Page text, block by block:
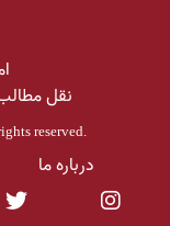
نقل
reserved.
درباره ما